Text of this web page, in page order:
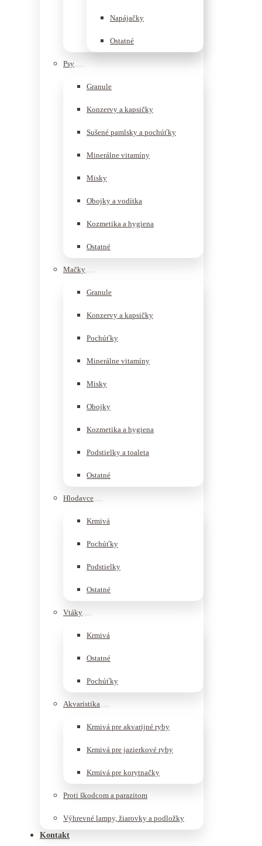
Napájačky
Ostatné
Psy
Granule
Konzervy a kapsičky
Sušené pamlsky a pochúťky
Minerálne vitamíny
Misky
Obojky a vodítka
Kozmetika a hygiena
Ostatné
Mačky
Granule
Konzervy a kapsičky
Pochúťky
Minerálne vitamíny
Misky
Obojky
Kozmetika a hygiena
Podstielky a toaleta
Ostatné
Hlodavce
Krmivá
Pochúťky
Podstielky
Ostatné
Vtáky
Krmivá
Ostatné
Pochúťky
Akvaristika
Krmivá pre akvarijné ryby
Krmivá pre jazierkové ryby
Krmivá pre korytnačky
Proti škodcom a parazitom
Výhrevné lampy, žiarovky a podložky
Kontakt